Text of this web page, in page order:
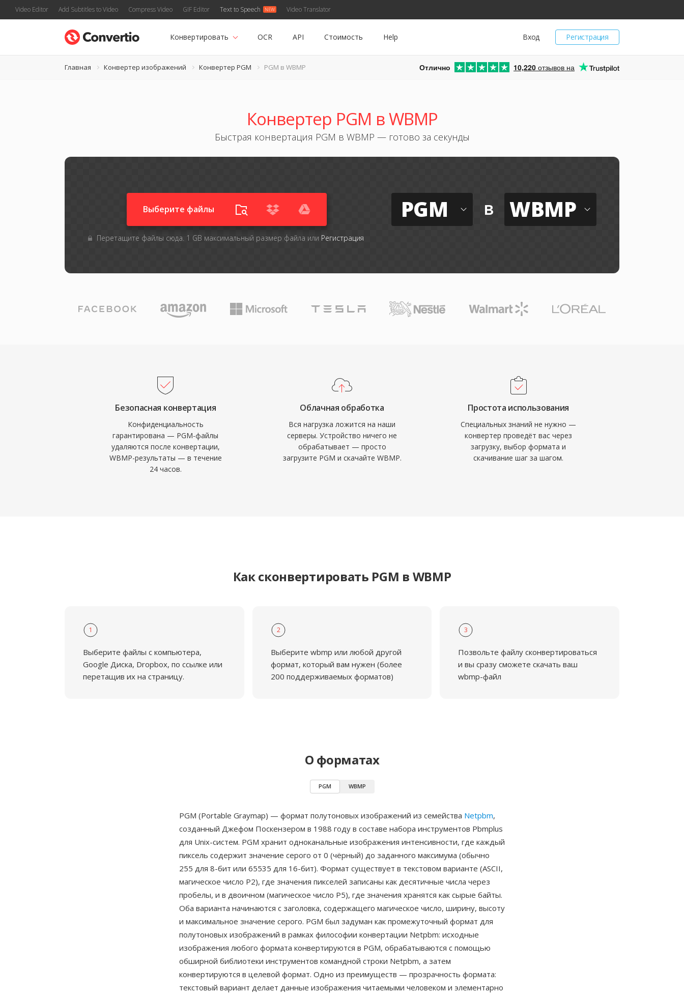
Video Editor Add Subtitles to Video Compress Video GIF Editor Text to Speech Video Translator
Регистрация
Вход
Конвертировать OCR API Стоимость Help
Главная Конвертер изображений Конвертер PGM PGM в WBMP Отлично 10,220 отзывов на
Конвертер PGM в WBMP
Быстрая конвертация PGM в WBMP — готово за секунды
Выберите файлы
Перетащите файлы сюда. 1 GB максимальный размер файла или Регистрация
PGM в WBMP
Безопасная конвертация
Конфиденциальность
гарантирована — PGM-файлы
удаляются после конвертации,
WBMP-результаты — в течение
24 часов.
Облачная обработка
Вся нагрузка ложится на наши
серверы. Устройство ничего не
обрабатывает — просто
загрузите PGM и скачайте WBMP.
Простота использования
Специальных знаний не нужно —
конвертер проведёт вас через
загрузку, выбор формата и
скачивание шаг за шагом.
Как сконвертировать PGM в WBMP
1
Выберите файлы с компьютера,
Google Диска, Dropbox, по ссылке или
перетащив их на страницу.
2
Выберите wbmp или любой другой
формат, который вам нужен (более
200 поддерживаемых форматов)
3
Позвольте файлу сконвертироваться
и вы сразу сможете скачать ваш
wbmp-файл
О форматах
PGM WBMP
PGM (Portable Graymap) — формат полутоновых изображений из семейства Netpbm,
созданный Джефом Поскензером в 1988 году в составе набора инструментов Pbmplus
для Unix-систем. PGM хранит одноканальные изображения интенсивности, где каждый
пиксель содержит значение серого от 0 (чёрный) до заданного максимума (обычно
255 для 8-бит или 65535 для 16-бит). Формат существует в текстовом варианте (ASCII,
магическое число P2), где значения пикселей записаны как десятичные числа через
пробелы, и в двоичном (магическое число P5), где значения хранятся как сырые байты.
Оба варианта начинаются с заголовка, содержащего магическое число, ширину, высоту
и максимальное значение серого. PGM был задуман как промежуточный формат для
полутоновых изображений в рамках философии конвертации Netpbm: исходные
изображения любого формата конвертируются в PGM, обрабатываются с помощью
обширной библиотеки инструментов командной строки Netpbm, а затем
конвертируются в целевой формат. Одно из преимуществ — прозрачность формата:
текстовый вариант делает данные изображения читаемыми человеком и элементарно